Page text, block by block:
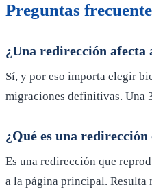
Preguntas
¿Una redirección afecta
Sí, y por eso importa elegir
migraciones definitivas. Una
¿Qué es una
Es una redirección que
a la página principal. Resulta